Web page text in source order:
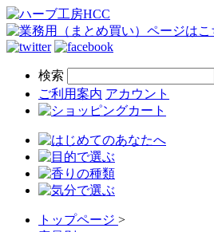
検索
ご利用案内 アカウント
トップページ >